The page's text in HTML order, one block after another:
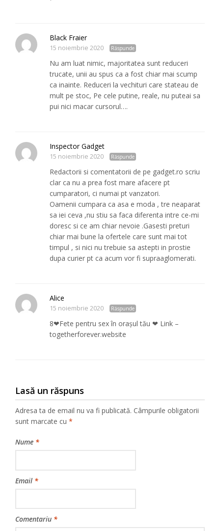
Black Fraier
15 noiembrie 2020 Răspunde
Nu am luat nimic, majoritatea sunt reduceri
trucate, unii au spus ca a fost chiar mai scump
ca inainte. Reduceri la vechituri care stateau de
mult pe stoc, Pe cele putine, reale, nu puteai sa
pui nici macar cursorul….
Inspector Gadget
15 noiembrie 2020 Răspunde
Redactorii si comentatorii de pe gadget.ro scriu
clar ca nu a prea fost mare afacere pt
cumparatori, ci numai pt vanzatori.
Oamenii cumpara ca asa e moda , tre neaparat
sa iei ceva ,nu stiu sa faca diferenta intre ce-mi
doresc si ce am chiar nevoie .Gasesti preturi
chiar mai bune la ofertele care sunt mai tot
timpul , si nici nu trebuie sa astepti in prostie
dupa curier pt ca acum vor fi supraaglomerati.
Alice
15 noiembrie 2020 Răspunde
8❤Fete pentru sex în orașul tău ❤ Link –
togetherforever.website
Lasă un răspuns
Adresa ta de email nu va fi publicată. Câmpurile obligatorii
sunt marcate cu*
Nume *
Email *
Comentariu *